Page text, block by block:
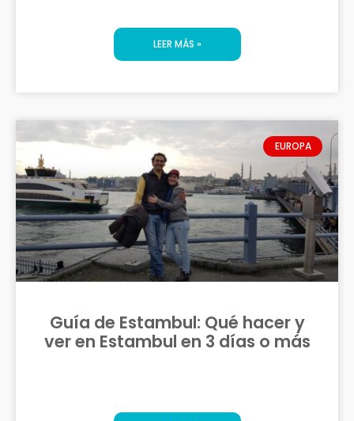
LEER MÁS »
EUROPA
Guía de Estambul: Qué hacer y
ver en Estambul en 3 días o más